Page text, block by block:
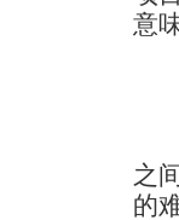
意
本
之
的